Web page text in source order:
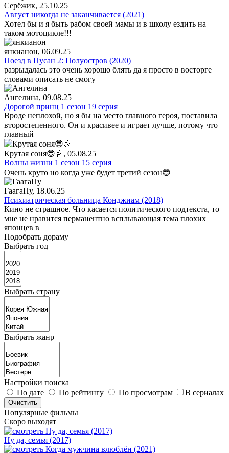
Серёжик, 25.10.25
Август никогда не заканчивается (2021)
Хотел бы и я быть рабом своей мамы и в школу ездить на
таком мотоцикле!!!
янкианон, 06.09.25
Поезд в Пусан 2: Полуостров (2020)
разрыдалась это очень хорошо блять да я просто в восторге
словами описать не смогу
Ангелина, 09.08.25
Дорогой принц 1 сезон 19 серия
Вроде неплохой, но я бы на место главного героя, поставила
второстепенного. Он и красивее и играет лучше, потому что
главный
Крутая соня😎🤟, 05.08.25
Волны жизни 1 сезон 15 серия
Очень круто но когда уже будет третий сезон😎
ГаагаПу, 18.06.25
Психиатрическая больница Конджиам (2018)
Кино не страшное. Что касается политического подтекста, то
мне не нравится перманентно всплывающая тема плохих
японцев в
Подобрать дораму
Выбрать год
Выбрать страну
Выбрать жанр
Настройки поиска
По дате
По рейтингу По просмотрам В сериалах
Популярные фильмы
Скоро выходят
Ну да, семья (2017)